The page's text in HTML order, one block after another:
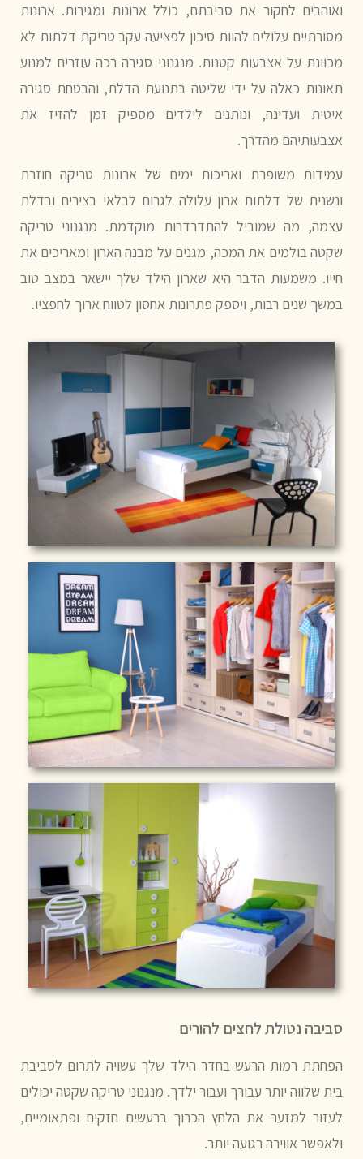
ואוהבים לחקור את סביבתם, כולל ארונות ומגירות. ארונות
מסורתיים עלולים להוות סיכון לפציעה עקב טריקת דלתות לא
מכוונת על אצבעות קטנות. מנגנוני סגירה רכה עוזרים למנוע
תאונות כאלה על ידי שליטה בתנועת הדלת, והבטחת סגירה
איטית ועדינה, ונותנים לילדים מספיק זמן להזיז את
אצבעותיהם מהדרך.
עמידות משופרת ואריכות ימים של ארונות טריקה חוזרת
ונשנית של דלתות ארון עלולה לגרום לבלאי בצירים ובדלת
עצמה, מה שמוביל להתדרדרות מוקדמת. מנגנוני טריקה
שקטה בולמים את המכה, מגנים על מבנה הארון ומאריכים את
חייו. משמעות הדבר היא שארון הילד שלך יישאר במצב טוב
במשך שנים רבות, ויספק פתרונות אחסון לטווח ארוך לחפציו.
סביבה נטולת לחצים להורים
הפחתת רמות הרעש בחדר הילד שלך עשויה לתרום לסביבת
בית שלווה יותר עבורך ועבור ילדך. מנגנוני טריקה שקטה יכולים
לעזור למזער את הלחץ הכרוך ברעשים חזקים ופתאומיים,
ולאפשר אווירה רגועה יותר.